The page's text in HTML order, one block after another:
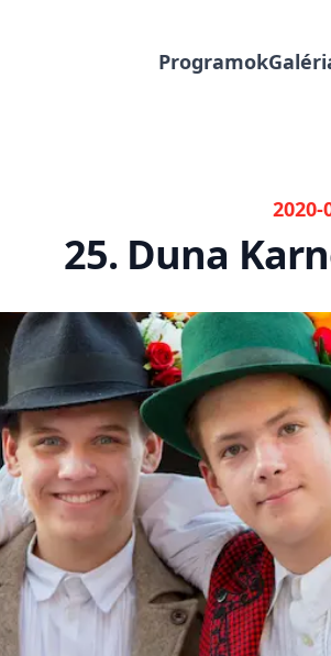
Programok
2020-
25. Duna